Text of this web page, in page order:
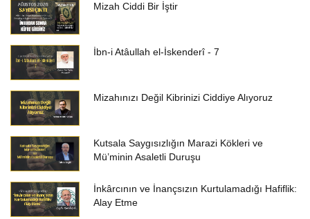
Mizah Ciddi Bir İştir
İbn-i Atâullah el-İskenderî - 7
Mizahınızı Değil Kibrinizi Ciddiye Alıyoruz
Kutsala Saygısızlığın Marazi Kökleri ve
Mü’minin Asaletli Duruşu
İnkârcının ve İnançsızın Kurtulamadığı Hafiflik:
Alay Etme